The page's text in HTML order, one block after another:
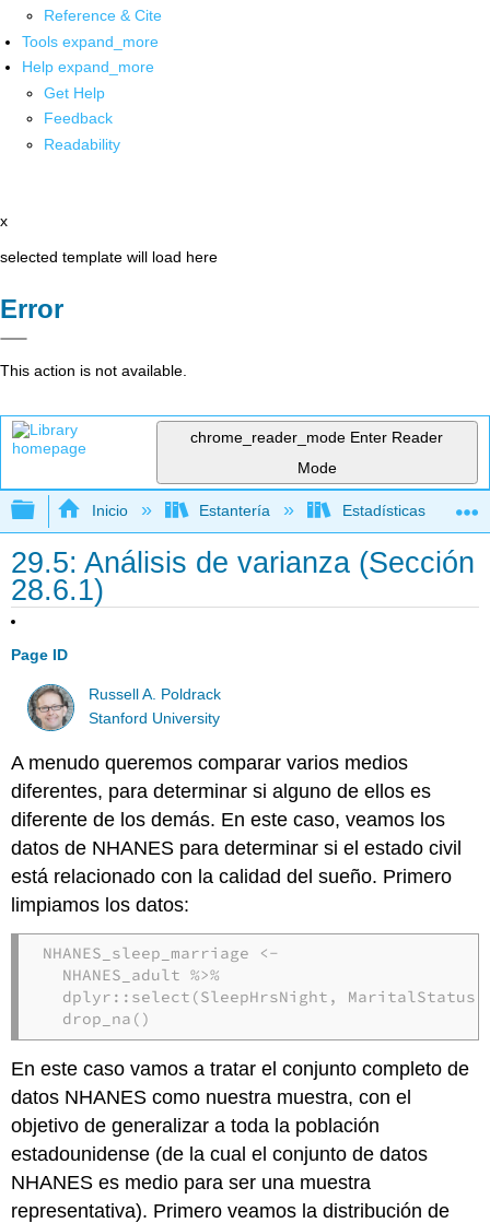
Reference & Cite
Tools expand_more
Help expand_more
Get Help
Feedback
Readability
x
selected template will load here
Error
This action is not available.
chrome_reader_mode Enter Reader
Mode
Expandir/contraer jerarquía global
Inicio Estantería Estadísticas
29.5: Análisis de varianza (Sección
28.6.1)
Page ID
Russell A. Poldrack
Stanford University
A menudo queremos comparar varios medios
diferentes, para determinar si alguno de ellos es
diferente de los demás. En este caso, veamos los
datos de NHANES para determinar si el estado civil
está relacionado con la calidad del sueño. Primero
limpiamos los datos:
NHANES_sleep_marriage <-
NHANES_adult %>%
dplyr :: select (SleepHrsNight,
drop_na ()
En este caso vamos a tratar el conjunto completo de
datos NHANES como nuestra muestra, con el
objetivo de generalizar a toda la población
estadounidense (de la cual el conjunto de datos
NHANES es medio para ser una muestra
representativa). Primero veamos la distribución de